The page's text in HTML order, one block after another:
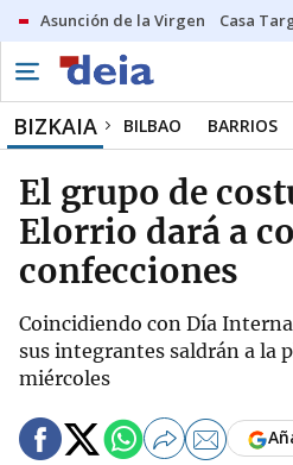
Asunción de la Virgen Casa
BIZKAIA BILBAO BARRIOS
El grupo de
Elorrio dará a
confecciones
Coincidiendo con Día
sus integrantes saldrán a la
miércoles